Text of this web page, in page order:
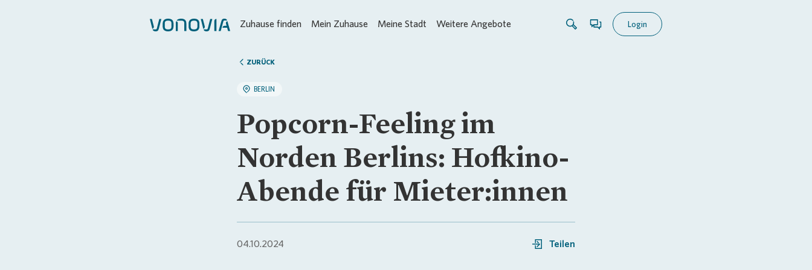
Zuhause finden Mein Zuhause Meine Stadt Weitere Angebote Login
ZURÜCK
BERLIN
Popcorn-Feeling im
Norden Berlins: Hofkino-
Abende für Mieter:innen
04.10.2024 Teilen